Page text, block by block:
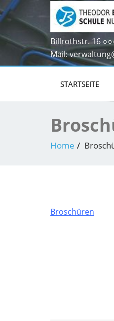
Billrothstr. 16
Mail:
STARTSEITE
Home
Broschüren